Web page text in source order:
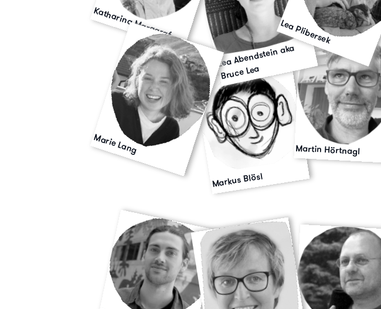
Katharina Marggraf
Lea Abendstein aka
Bruce Lea
Lea Plibersek
Marie Lang
Markus Blösl
Martin Hörtnagl